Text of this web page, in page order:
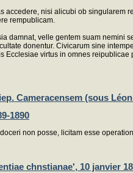
accedere, nisi alicubi ob singularem
rempublicam.
damnat, velle gentem suam nemini
donentur. Civicarum sine
Ecclesiae virtus in omnes
Cameracensem (sous
1890
non posse, licitam esse
chnstianae', 10 janvier